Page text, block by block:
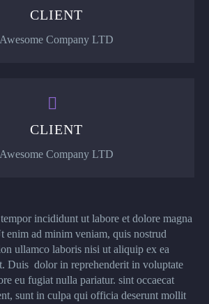
CLIENT
Awesome Company LTD


CLIENT
Awesome Company LTD
incididunt ut labore et dolore magna
enim ad minim veniam, quis nostrud
ullamco laboris nisi ut aliquip ex ea
Duis dolor in reprehenderit in voluptate
eu fugiat nulla pariatur. sint occaecat
sunt in culpa qui officia deserunt mollit